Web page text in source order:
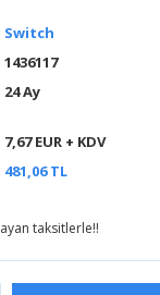
Switch
1436117
24 Ay
7,67 EUR + KDV
481,06 TL
taksitlerle!!